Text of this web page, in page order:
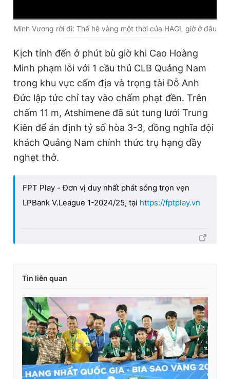
C
r
e
0:00 / D
r
a
0:00
Minh Vương rời đi: Thế hệ vàng một thời của HAGL giờ ở đâu
Kịch tính đến ở phút bù giờ khi Cao Hoàng
Minh phạm lỗi với 1 cầu thủ CLB Quảng Nam
trong khu vực cấm địa và trọng tài Đỗ Anh
Đức lập tức chỉ tay vào chấm phạt đền. Trên
chấm 11 m, Atshimene đã sút tung lưới Trung
Kiên để án định tỷ số hòa 3-3, đồng nghĩa đội
khách Quảng Nam chính thức trụ hạng đầy
nghẹt thở.
FPT Play - Đơn vị duy nhất phát sóng trọn vẹn
LPBank V.League 1-2024/25, tại https://fptplay.vn
Tin liên quan